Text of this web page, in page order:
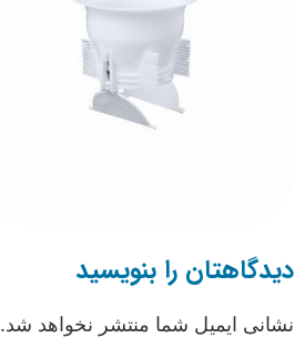
دیدگاهتان را بنویسید
نشانی ایمیل شما منتشر نخواهد شد.